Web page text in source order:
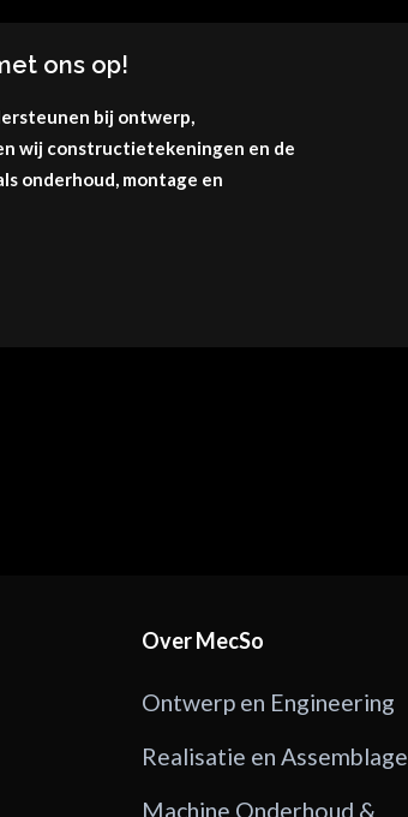
ons op!
bij ontwerp,
wij constructietekeningen en de
onderhoud, montage en
Over MecSo
Ontwerp en Engineering
Realisatie en Assemblage
Machine Onderhoud &